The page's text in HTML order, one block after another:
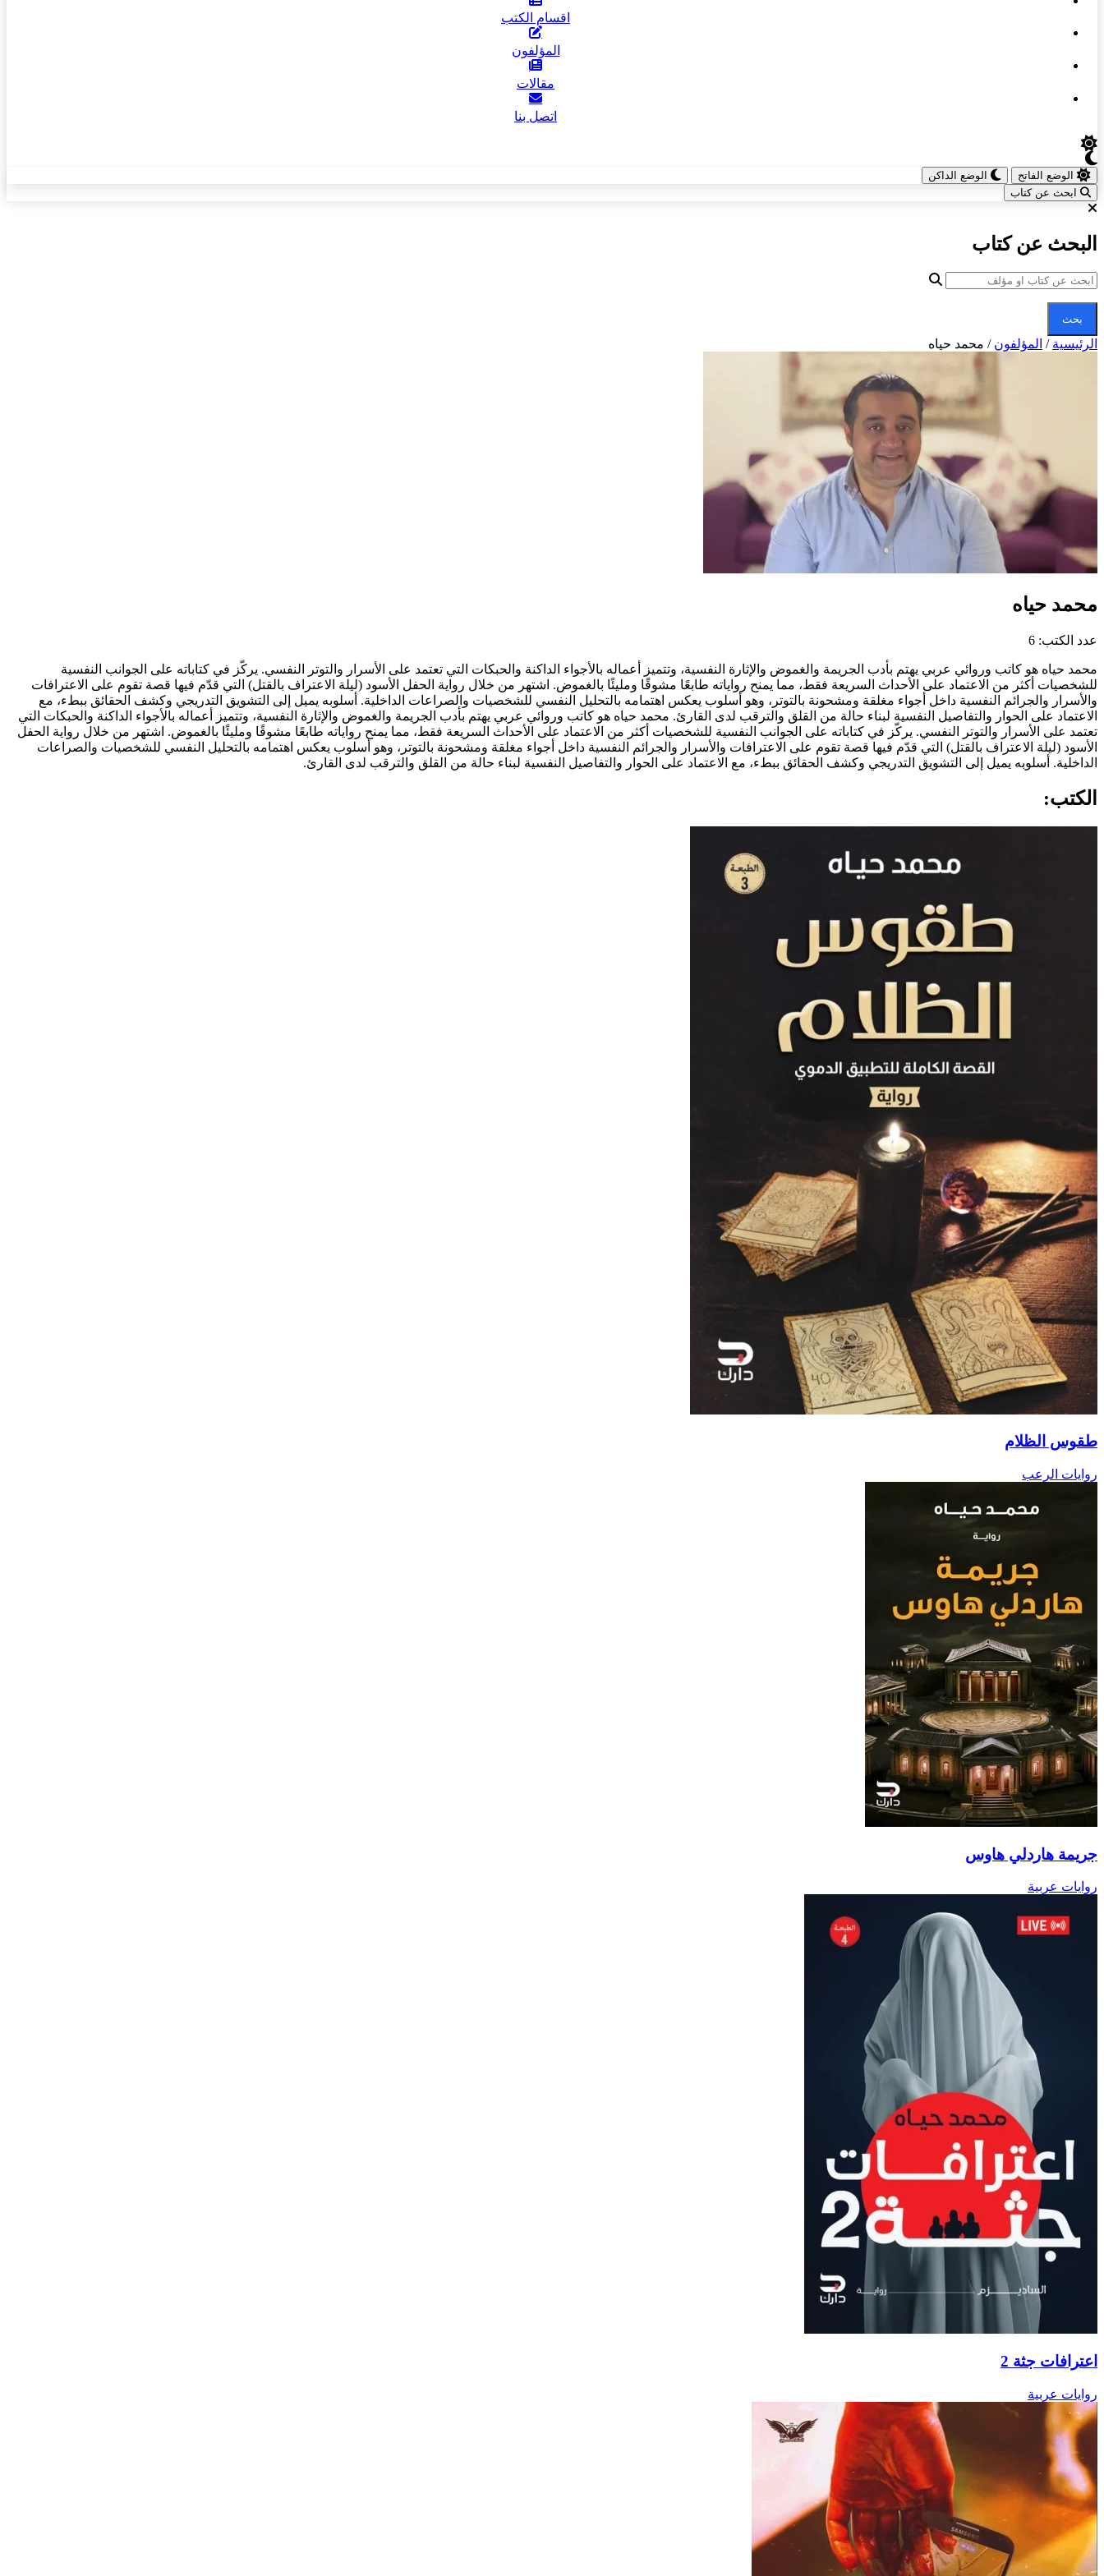
اقسام الكتب
المؤلفون
مقالات
اتصل بنا
الوضع الفاتح
الوضع الداكن
ابحث عن كتاب
البحث عن كتاب
بحث
الرئيسية / المؤلفون / محمد حياه
محمد حياه
عدد الكتب: 6
محمد حياه هو كاتب وروائي عربي يهتم بأدب الجريمة والغموض والإثارة النفسية، وتتميز أعماله بالأجواء الداكنة والحبكات التي تعتمد على الأسرار والتوتر النفسي. يركّز في كتاباته على الجوانب النفسية
للشخصيات أكثر من الاعتماد على الأحداث السريعة فقط، مما يمنح رواياته طابعًا مشوقًا ومليئًا بالغموض. اشتهر من خلال رواية الحفل الأسود (ليلة الاعتراف بالقتل) التي قدّم فيها قصة تقوم على الاعترافات
والأسرار والجرائم النفسية داخل أجواء مغلقة ومشحونة بالتوتر، وهو أسلوب يعكس اهتمامه بالتحليل النفسي للشخصيات والصراعات الداخلية. أسلوبه يميل إلى التشويق التدريجي وكشف الحقائق ببطء، مع
الاعتماد على الحوار والتفاصيل النفسية لبناء حالة من القلق والترقب لدى القارئ. محمد حياه هو كاتب وروائي عربي يهتم بأدب الجريمة والغموض والإثارة النفسية، وتتميز أعماله بالأجواء الداكنة والحبكات التي
تعتمد على الأسرار والتوتر النفسي. يركّز في كتاباته على الجوانب النفسية للشخصيات أكثر من الاعتماد على الأحداث السريعة فقط، مما يمنح رواياته طابعًا مشوقًا ومليئًا بالغموض. اشتهر من خلال رواية الحفل
الأسود (ليلة الاعتراف بالقتل) التي قدّم فيها قصة تقوم على الاعترافات والأسرار والجرائم النفسية داخل أجواء مغلقة ومشحونة بالتوتر، وهو أسلوب يعكس اهتمامه بالتحليل النفسي للشخصيات والصراعات
الداخلية. أسلوبه يميل إلى التشويق التدريجي وكشف الحقائق ببطء، مع الاعتماد على الحوار والتفاصيل النفسية لبناء حالة من القلق والترقب لدى القارئ.
الكتب:
طقوس الظلام
روايات الرعب
جريمة هاردلي هاوس
روايات عربية
اعترافات جثة 2
روايات عربية